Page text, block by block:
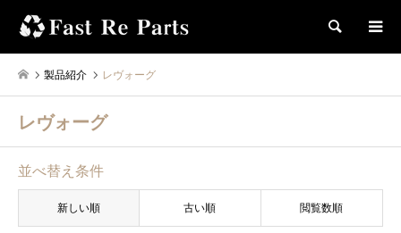
検索
製品紹介 レヴォーグ
レヴォーグ
並べ替え条件
新しい順 古い順 閲覧数順